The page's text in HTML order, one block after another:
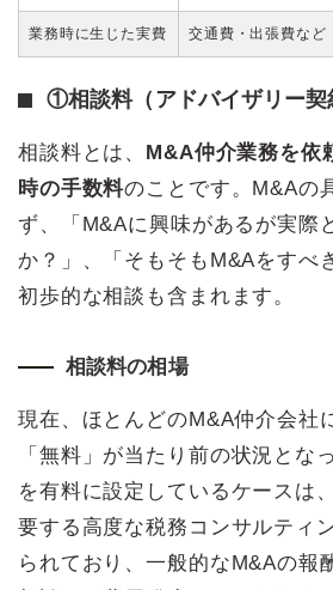
業務時に生じた実費 交通費・出張費など
①相談料（アドバイザリー契
相談料とは、 M&A仲介業務を依
時の手数料のことです。M&Aの
ず、「M&Aに興味があるが実際
か？」、「そもそもM&Aをすべ
初歩的な相談も含まれます。
相談料の相場
現在、ほとんどのM&A仲介会社
「無料」が当たり前の状況とな
を有料に設定しているケースは
要する高度な税務コンサルティ
られており、一般的なM&Aの報